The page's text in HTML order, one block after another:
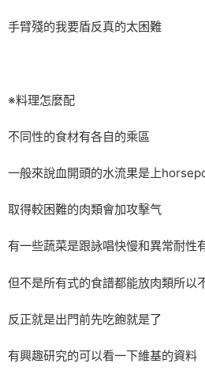
手臂殘的我要盾反真的太困難
※料理怎麼配
不同性的食材有各自的乘區
一般來說血開頭的水流果是上
取得較困難的肉類會加攻擊气
有一些蔬菜是跟詠唱快慢和異常耐性
但不是所有式的食譜都能放肉類所以
反正就是出門前先吃飽就是了
有興趣研究的可以看一下維基的資料